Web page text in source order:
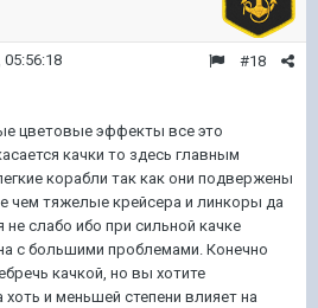
#18
05:56:18
цветовые эффекты все это
качки то здесь главным
корабли так как они подвержены
чем тяжелые крейсера и линкоры да
слабо ибо при сильной качке
с большими проблемами. Конечно
качкой, но вы хотите
хоть и меньшей степени влияет на